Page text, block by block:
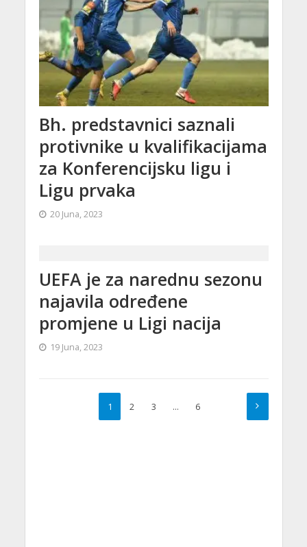
Bh. predstavnici saznali
protivnike u kvalifikacijama
za Konferencijsku ligu i
Ligu prvaka
20 Juna, 2023
UEFA je za narednu sezonu
najavila određene
promjene u Ligi nacija
19 Juna, 2023
1 2 3 … 6